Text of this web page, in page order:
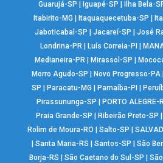
Guarujá-SP
Iguapé-SP Ilha Bela-
Itabirito-MG
Itaquaquecetuba-SP
Jaboticabal-SP
Jacareí-SP José
Londrina-PR| Luís Correia-PI
Medianeira-PR
Mirassol-SP
Morro Agudo-SP
Novo Progresso-PA
SP
Paracatu-MG Parnaíba-PI
Pirassununga-SP
PORTO ALEGRE-
Praia Grande-SP
Ribeirão Preto-SP
Rolim de Moura-RO
Salto-SP
|Santa Maria-RS |Santos-SP |São
Borja-RS
|São Caetano do Sul-SP |